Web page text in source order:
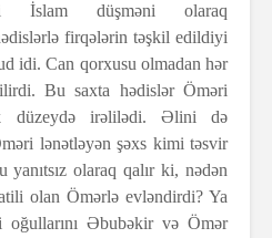
İslam düşməni olaraq
firqələrin təşkil edildiyi
idi. Can qorxusu olmadan hər
Bu saxta hədislər Öməri
düzeydə irəlilədi. Əlini də
lənətləyən şəxs kimi təsvir
olaraq qalır ki, nədən
olan Ömərlə evləndirdi? Ya
Əbubəkir və Ömər